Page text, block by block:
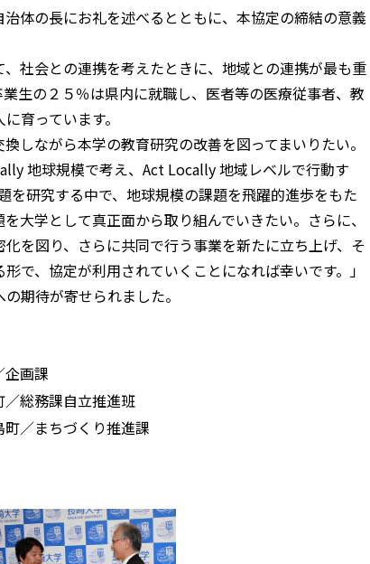
体の長にお礼を述べるとともに、本協定の締結の意義
社会との連携を考えたときに、地域との連携が最も重
生の２５％は県内に就職し、医者等の医療従事者、教
育っています。
しながら本学の教育研究の改善を図ってまいりたい。
地球規模で考え、Act Locally 地域レベルで行動す
研究する中で、地球規模の課題を飛躍的進歩をもた
大学として真正面から取り組んでいきたい。さらに、
を図り、さらに共同で行う事業を新たに立ち上げ、そ
で、協定が利用されていくことになれば幸いです。」
期待が寄せられました。
企画課
／総務課自立推進班
町／まちづくり推進課